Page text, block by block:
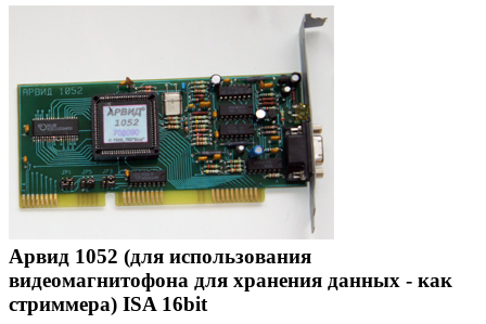
Арвид 1052 (для использования
видеомагнитофона для хранения данных - как
стриммера) ISA 16bit